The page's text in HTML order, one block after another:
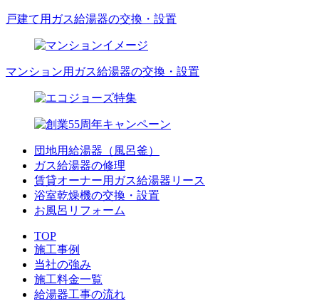
戸建て用ガス給湯器の交換・設置
マンション用ガス給湯器の交換・設置
団地用給湯器（風呂釜）
ガス給湯器の修理
賃貸オーナー用ガス給湯器リース
浴室乾燥機の交換・設置
お風呂リフォーム
TOP
施工事例
当社の強み
施工料金一覧
給湯器工事の流れ